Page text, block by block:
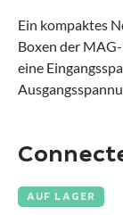
Ein kompaktes
Boxen der
eine
AUF LAGER